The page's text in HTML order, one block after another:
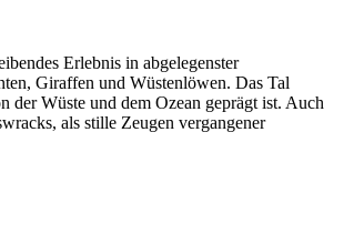
Erlebnis in abgelegenster
Giraffen und Wüstenlöwen. Das Tal
der Wüste und dem Ozean geprägt ist. Auch
als stille Zeugen vergangener